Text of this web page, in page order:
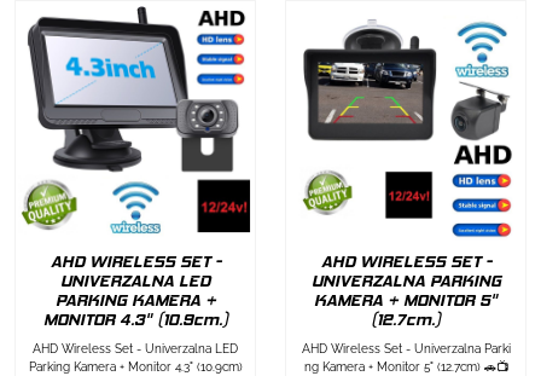
AHD WIRELESS SET -
UNIVERZALNA LED
PARKING KAMERA +
MONITOR 4.3" (10.9cm.)
AHD Wireless Set - Univerzalna LED
Parking Kamera + Monitor 4.3" (10.9cm)
AHD WIRELESS SET -
UNIVERZALNA PARKING
KAMERA + MONITOR 5"
(12.7cm.)
AHD Wireless Set - Univerzalna Parki
ng Kamera + Monitor 5" (12.7cm) 🚗📺